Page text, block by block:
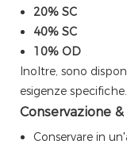
20% SC
40% SC
10% OD
Inoltre, sono
esigenze specifiche.
Conservazione &
Conservare in